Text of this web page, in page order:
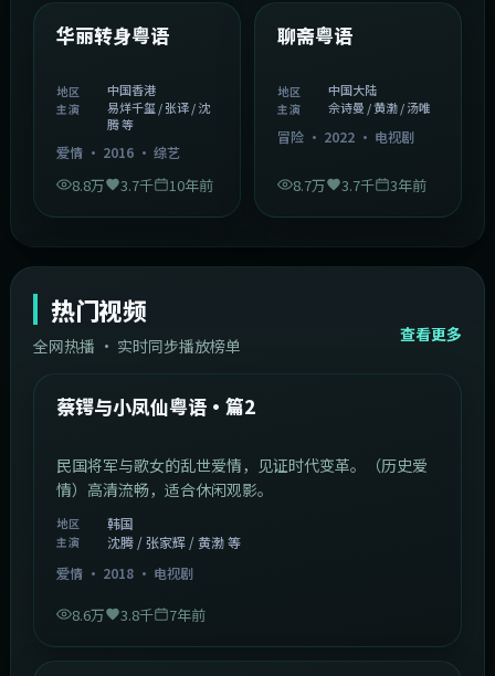
精选
华丽转身粤语
地区 中国香港
主演
易烊千玺 / 张译 / 沈
腾 等
爱情· 2016· 综艺
8.8万 3.7千 10年前
精选
聊斋粤语
地区 中国大陆
主演 佘诗曼 / 黄渤 / 汤唯
冒险· 2022· 电视剧
8.7万 3.7千 3年前
热门视频
全网热播 · 实时同步播放榜单
查看更多
热门
韩国 44:14
蔡锷与小凤仙粤语·篇2
民国将军与歌女的乱世爱情，见证时代变革。（历史爱
情）高清流畅，适合休闲观影。
地区 韩国
主演
沈腾 / 张家辉 / 黄渤 等
爱情· 2018· 电视剧
8.6万 3.8千 7年前